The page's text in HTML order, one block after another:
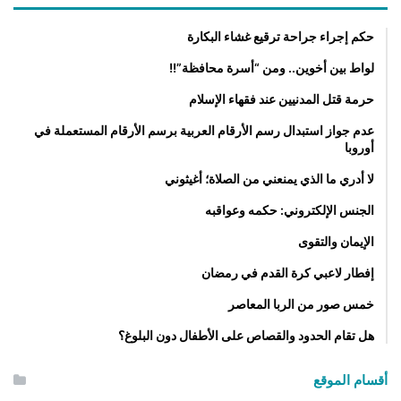
حكم إجراء جراحة ترقيع غشاء البكارة
لواط بين أخوين.. ومن “أسرة محافظة”!!
حرمة قتل المدنيين عند فقهاء الإسلام
عدم جواز استبدال رسم الأرقام العربية برسم الأرقام المستعملة في
أوروبا
لا أدري ما الذي يمنعني من الصلاة؛ أغيثوني
الجنس الإلكتروني: حكمه وعواقبه
الإيمان والتقوى
إفطار لاعبي كرة القدم في رمضان
خمس صور من الربا المعاصر
هل تقام الحدود والقصاص على الأطفال دون البلوغ؟
أقسام الموقع